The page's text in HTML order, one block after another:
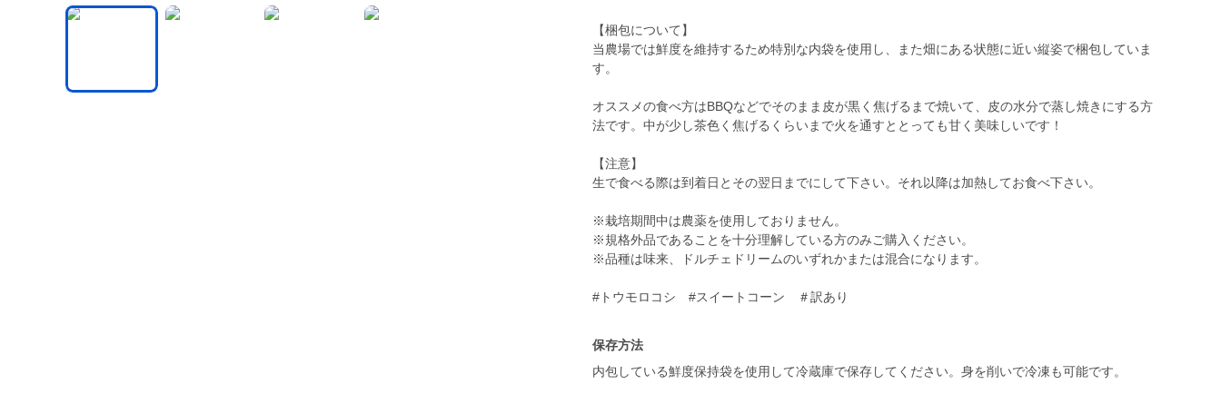
【梱包について】
当農場では鮮度を維持するため特別な内袋を使用し、また畑にある状態に近い縦姿で梱包していま
す。
オススメの食べ方はBBQなどでそのまま皮が黒く焦げるまで焼いて、皮の水分で蒸し焼きにする方
法です。中が少し茶色く焦げるくらいまで火を通すととっても甘く美味しいです！
【注意】
生で食べる際は到着日とその翌日までにして下さい。それ以降は加熱してお食べ下さい。
※栽培期間中は農薬を使用しておりません。
※規格外品であることを十分理解している方のみご購入ください。
※品種は味来、ドルチェドリームのいずれかまたは混合になります。
#トウモロコシ #スイートコーン ＃訳あり
保存方法
内包している鮮度保持袋を使用して冷蔵庫で保存してください。身を削いで冷凍も可能です。